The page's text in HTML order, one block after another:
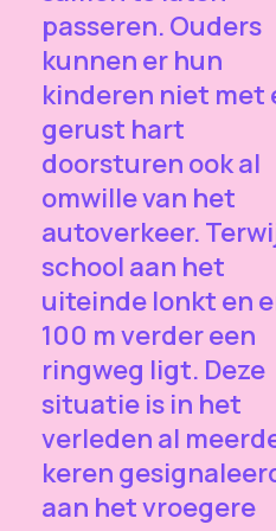
passeren. Ouders
kunnen er hun
kinderen niet met
gerust hart
doorsturen ook al
omwille van het
autoverkeer.
school aan het
uiteinde lonkt en
100 m verder een
ringweg ligt. Deze
situatie is in het
verleden al
keren
aan het vroegere